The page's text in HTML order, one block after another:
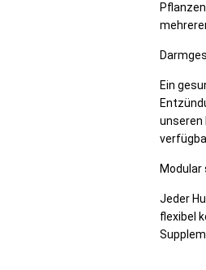
Ein
unseren
Jeder
flexibel